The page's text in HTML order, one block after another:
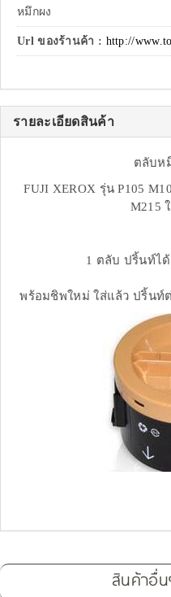
หมึกผง
Url ของร้านค้า : http://
รายละเอียดสินค้า
ตลับห
FUJI XEROX รุ่น P105
M215
1 ตลับ ปริ้นท์ไ
พร้อมชิพใหม่ ใส่แล้ว ปริ้นท์
สินค้าอื่